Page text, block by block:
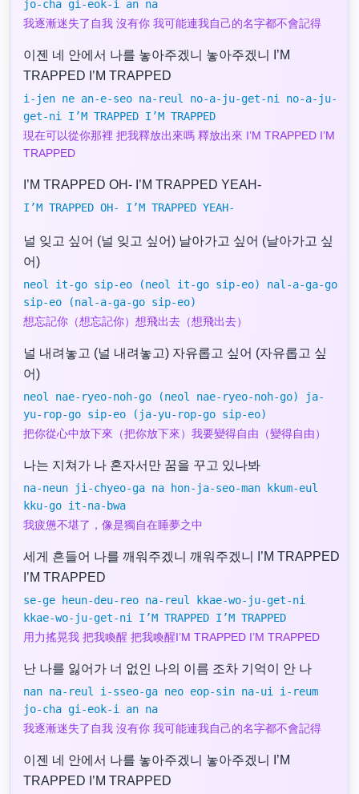
jo-cha gi-eok-i an na
我逐漸迷失了自我 沒有你 我可能連我自己的名字都不會記得
이젠 네 안에서 나를 놓아주겠니 놓아주겠니 I’M
TRAPPED I’M TRAPPED
i-jen ne an-e-seo na-reul no-a-ju-get-ni no-a-ju-
get-ni I’M TRAPPED I’M TRAPPED
現在可以從你那裡 把我釋放出來嗎 釋放出來 I’M TRAPPED I’M
TRAPPED
I’M TRAPPED OH- I’M TRAPPED YEAH-
I’M TRAPPED OH- I’M TRAPPED YEAH-
널 잊고 싶어 (널 잊고 싶어) 날아가고 싶어 (날아가고 싶
어)
neol it-go sip-eo (neol it-go sip-eo) nal-a-ga-go
sip-eo (nal-a-ga-go sip-eo)
想忘記你（想忘記你）想飛出去（想飛出去）
널 내려놓고 (널 내려놓고) 자유롭고 싶어 (자유롭고 싶
어)
neol nae-ryeo-noh-go (neol nae-ryeo-noh-go) ja-
yu-rop-go sip-eo (ja-yu-rop-go sip-eo)
把你從心中放下來（把你放下來）我要變得自由（變得自由）
나는 지쳐가 나 혼자서만 꿈을 꾸고 있나봐
na-neun ji-chyeo-ga na hon-ja-seo-man kkum-eul
kku-go it-na-bwa
我疲憊不堪了，像是獨自在睡夢之中
세게 흔들어 나를 깨워주겠니 깨워주겠니 I’M TRAPPED
I’M TRAPPED
se-ge heun-deu-reo na-reul kkae-wo-ju-get-ni
kkae-wo-ju-get-ni I’M TRAPPED I’M TRAPPED
用力搖晃我 把我喚醒 把我喚醒I’M TRAPPED I’M TRAPPED
난 나를 잃어가 너 없인 나의 이름 조차 기억이 안 나
nan na-reul i-sseo-ga neo eop-sin na-ui i-reum
jo-cha gi-eok-i an na
我逐漸迷失了自我 沒有你 我可能連我自己的名字都不會記得
이젠 네 안에서 나를 놓아주겠니 놓아주겠니 I’M
TRAPPED I’M TRAPPED